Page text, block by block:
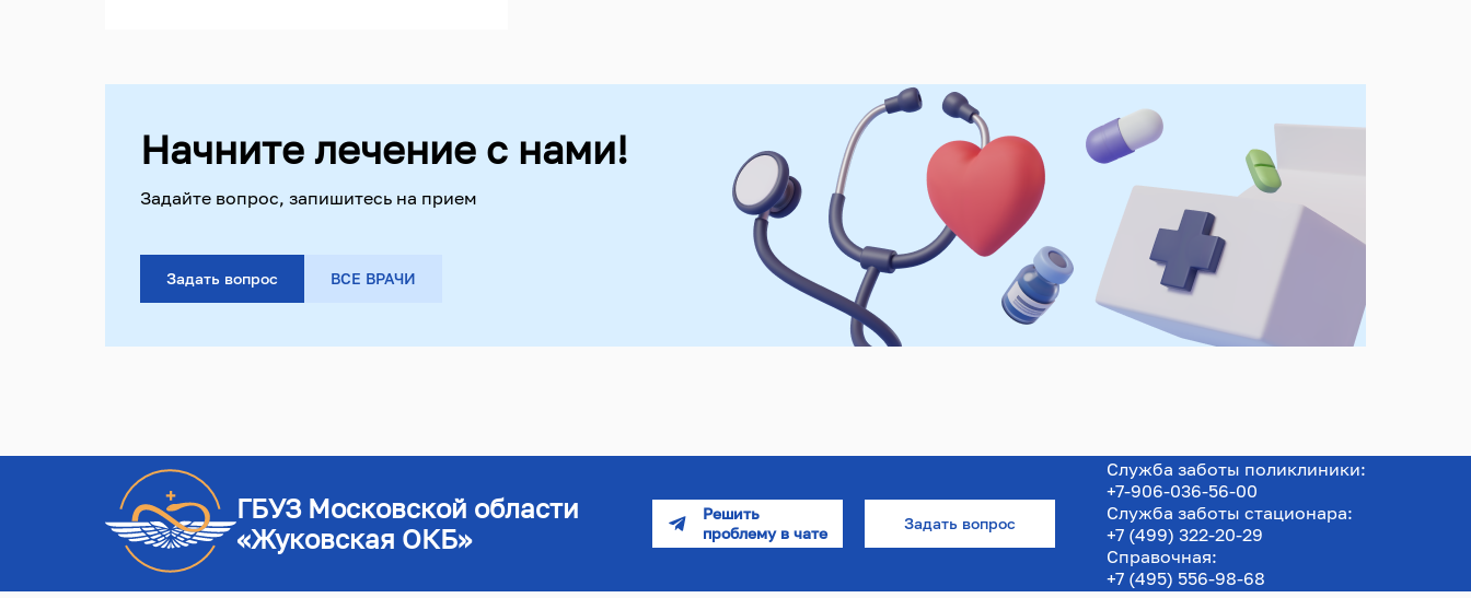
Начните лечение с нами!
Задайте вопрос, запишитесь на прием
Задать вопрос ВСЕ ВРАЧИ
ГБУЗ Московской области
«Жуковская ОКБ»
Задать вопрос
Служба заботы поликлиники:
+7-906-036-56-00
Служба заботы стационара:
+7 (499) 322-20-29
Справочная:
+7 (495) 556-98-68